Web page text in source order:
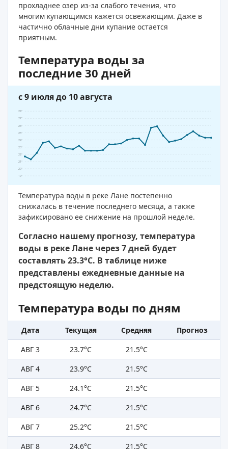
прохладнее озер из-за слабого течения, что
многим купающимся кажется освежающим. Даже в
частично облачные дни купание остается
приятным.
Температура воды за
последние 30 дней
с 9 июля до 10 августа
19°
20°
21°
22°
23°
24°
25°
26°
27°
28°
Температура воды в реке Лане постепенно
снижалась в течение последнего месяца, а также
зафиксировано ее снижение на прошлой неделе.
Согласно нашему прогнозу, температура
воды в реке Лане через 7 дней будет
составлять 23.3°C. В таблице ниже
представлены ежедневные данные на
предстоящую неделю.
Температура воды по дням
Дата Текущая Средняя
Прогноз
АВГ 3
23.7°C
21.5°C
АВГ 4
23.9°C
21.5°C
АВГ 5
24.1°C
21.5°C
АВГ 6
24.7°C
21.5°C
АВГ 7
25.2°C
21.5°C
АВГ 8
24.6°C 21.5°C